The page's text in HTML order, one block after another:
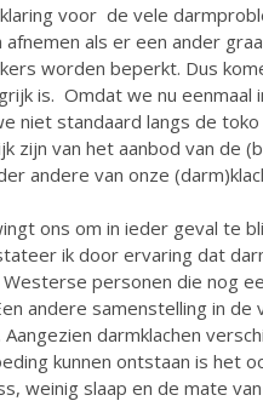
voor de vele
als er een ander
worden beperkt. Dus
is. Omdat we nu eenmaal
niet standaard langs de toko
zijn van het aanbod van de
andere van onze
ons om in ieder geval te
ik door ervaring dat
personen die nog
andere samenstelling in
darmklachen
kunnen ontstaan is het
weinig slaap en de mate